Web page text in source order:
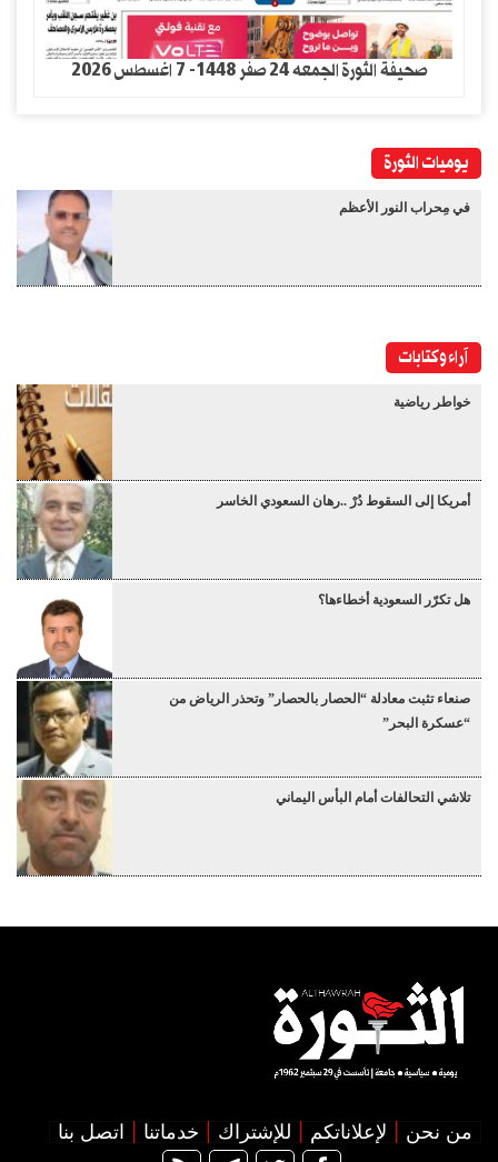
صحيفة الثورة الجمعه 24 صفر 1448- 7 اغسطس 2026
يوميات الثورة
في مِحراب النور الأعظم
آراء وكتابات
خواطر رياضية
أمريكا إلى السقوط دُرْ ..رهان السعودي الخاسر
هل تكرّر السعودية أخطاءها؟
صنعاء تثبت معادلة “الحصار بالحصار” وتحذر الرياض من
“عسكرة البحر”
تلاشي التحالفات أمام البأس اليماني
من نحن لإعلاناتكم للإشتراك خدماتنا اتصل بنا